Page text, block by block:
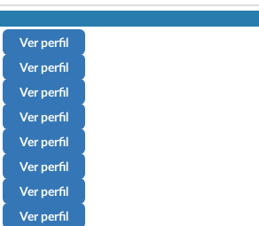
Ver perfil
Ver perfil
Ver perfil
Ver perfil
Ver perfil
Ver perfil
Ver perfil
Ver perfil